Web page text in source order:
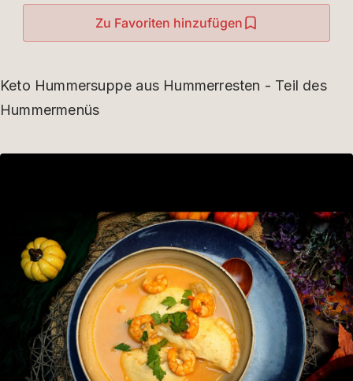
Zu Favoriten hinzufügen
Keto Hummersuppe aus Hummerresten - Teil des
Hummermenüs